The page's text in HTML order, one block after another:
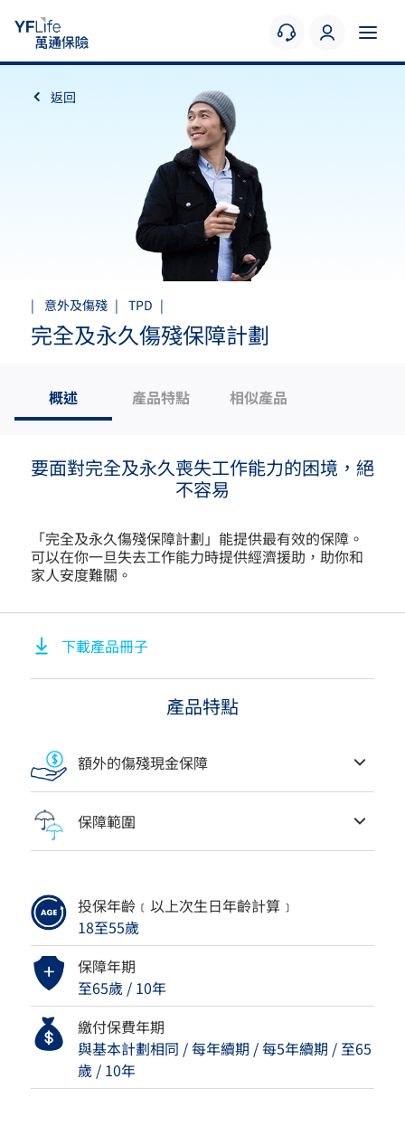
返回
| 意外及傷殘 | TPD |
完全及永久傷殘保障計劃
概述 產品特點 相似產品
要面對完全及永久喪失工作能力的困境，絕
不容易
「完全及永久傷殘保障計劃」能提供最有效的保障。
可以在你一旦失去工作能力時提供經濟援助，助你和
家人安度難關。
下載產品冊子
產品特點
額外的傷殘現金保障
保障範圍
投保年齡﹝以上次生日年齡計算﹞
18至55歲
保障年期
至65歲 / 10年
繳付保費年期
與基本計劃相同 / 每年續期 / 每5年續期 / 至65
歲 / 10年